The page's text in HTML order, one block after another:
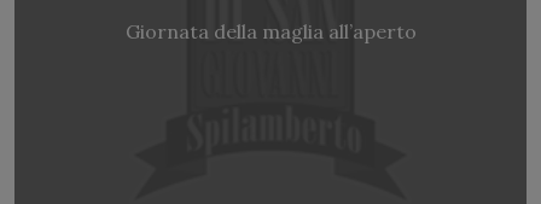
Giornata della maglia all’aperto